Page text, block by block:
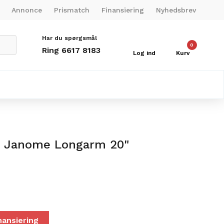
Annonce Prismatch Finansiering Nyhedsbrev
Har du spørgsmål
Ring 6617 8183 Log ind
0
Kurv
Longarm 20"